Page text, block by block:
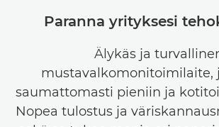
Paranna yrityksesi
Älykäs ja
mustavalkomonitoimilaite,
saumattomasti pieniin ja
Nopea tulostus ja